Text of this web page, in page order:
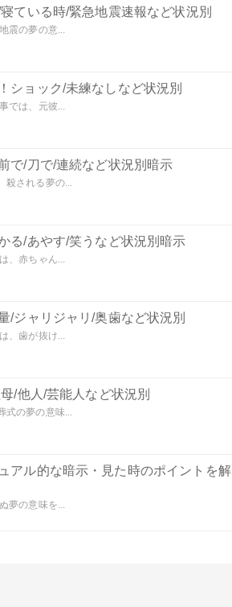
ている時/緊急地震速報など状況別
震の夢の意...
ショック/未練なしなど状況別
では、元彼...
で/刀で/連続など状況別暗示
される夢の...
る/あやす/笑うなど状況別暗示
、赤ちゃん...
/ジャリジャリ/奥歯など状況別
、歯が抜け...
/他人/芸能人など状況別
の夢の意味...
アル的な暗示・見た時のポイントを解
夢の意味を...